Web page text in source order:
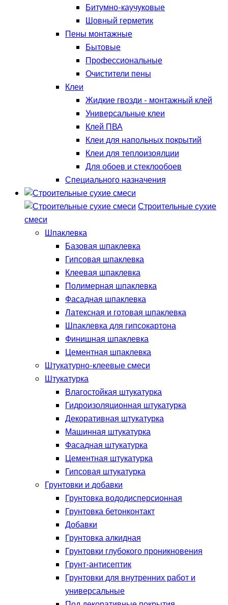
Битумно-каучуковые
Шовный герметик
Пены монтажные
Бытовые
Профессиональные
Очистители пены
Клеи
Жидкие гвозди - монтажный клей
Универсальные клеи
Клей ПВА
Клеи для напольных покрытий
Клеи для теплоизоялции
Для обоев и стеклообоев
Специального назначения
Строительные сухие
смеси
Шпаклевка
Базовая шпаклевка
Гипсовая шпаклевка
Клеевая шпаклевка
Полимерная шпаклевка
Фасадная шпаклевка
Латексная и готовая шпаклевка
Шпаклевка для гипсокартона
Финишная шпаклевка
Цементная шпаклевка
Штукатурно-клеевые смеси
Штукатурка
Влагостойкая штукатурка
Гидроизоляционная штукатурка
Декоративная штукатурка
Машинная штукатурка
Фасадная штукатурка
Цементная штукатурка
Гипсовая штукатурка
Грунтовки и добавки
Грунтовка вододисперсионная
Грунтовка бетонконтакт
Добавки
Грунтовка алкидная
Грунтовки глубокого проникновения
Грунт-антисептик
Грунтовки для внутренних работ и
универсальные